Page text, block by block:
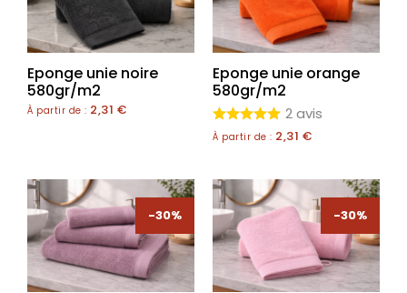
Eponge unie noire
580gr/m2
À partir de : 2,31 €
Eponge unie orange
580gr/m2
2 avis
À partir de : 2,31 €
-30% -30%